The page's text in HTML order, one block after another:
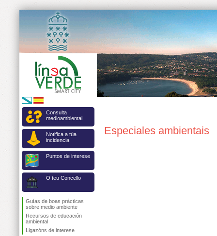
Consulta
medioambiental
Notifica a túa
incidencia
Puntos de interese
O teu Concello
Guías de boas prácticas
sobre medio ambiente
Recursos de educación
ambiental
Ligazóns de interese
Especiales ambientais